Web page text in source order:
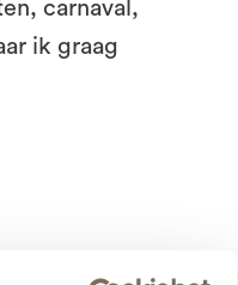
carnaval,
ik graag